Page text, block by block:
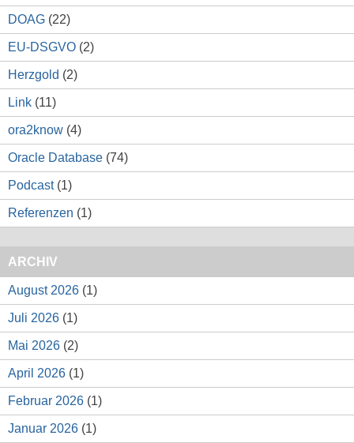
DOAG (22)
EU-DSGVO (2)
Herzgold (2)
Link (11)
ora2know (4)
Oracle Database (74)
Podcast(1)
Referenzen (1)
ARCHIV
August 2026 (1)
Juli 2026 (1)
Mai 2026 (2)
April 2026 (1)
Februar 2026 (1)
Januar 2026 (1)